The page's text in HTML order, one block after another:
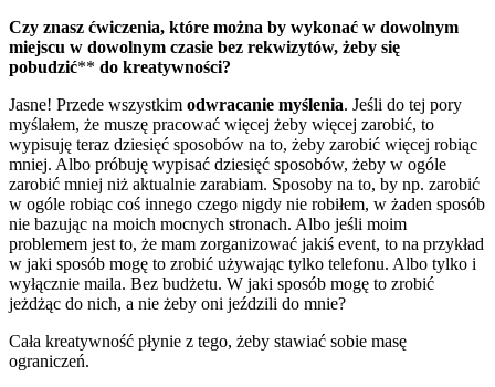
Czy znasz ćwiczenia, które można by wykonać w dowolnym
miejscu w dowolnym czasie bez rekwizytów, żeby się
pobudzić** do kreatywności?
Jasne! Przede wszystkim odwracanie myślenia. Jeśli do tej pory
myślałem, że muszę pracować więcej żeby więcej zarobić, to
wypisuję teraz dziesięć sposobów na to, żeby zarobić więcej robiąc
mniej. Albo próbuję wypisać dziesięć sposobów, żeby w ogóle
zarobić mniej niż aktualnie zarabiam. Sposoby na to, by np. zarobić
w ogóle robiąc coś innego czego nigdy nie robiłem, w żaden sposób
nie bazując na moich mocnych stronach. Albo jeśli moim
problemem jest to, że mam zorganizować jakiś event, to na przykład
w jaki sposób mogę to zrobić używając tylko telefonu. Albo tylko i
wyłącznie maila. Bez budżetu. W jaki sposób mogę to zrobić
jeżdżąc do nich, a nie żeby oni jeździli do mnie?
Cała kreatywność płynie z tego, żeby stawiać sobie masę
ograniczeń.